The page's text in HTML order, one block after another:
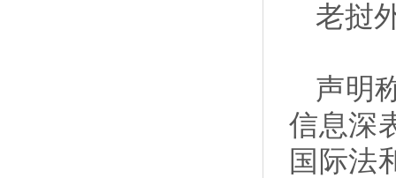
老挝
声明
信息深
国际法